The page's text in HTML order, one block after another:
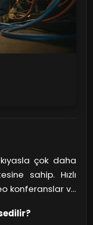
çok daha
sahip. Hızlı
konferanslar ve
kablo tamiri